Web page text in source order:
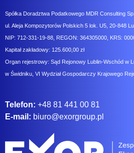
Spółka Doradztwa Podatkowego MDR Consulting
ul. Aleja Kompozytorów Polskich 5 lok. U5, 20-848
NIP: 712-331-19-88, REGON: 364305000, KRS:
Kapitał zakładowy: 125.600,00 zł
Organ rejestrowy: Sąd Rejonowy Lublin-Wschód w
w Świdniku, VI Wydział Gospodarczy Krajowego
Telefon: +48 81 441 00 81
E-mail: biuro@exorgroup.pl